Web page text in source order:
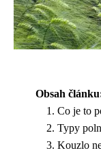
Obsah
Co je to
Typy
Kouzlo